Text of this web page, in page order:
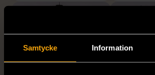
Samtycke Information